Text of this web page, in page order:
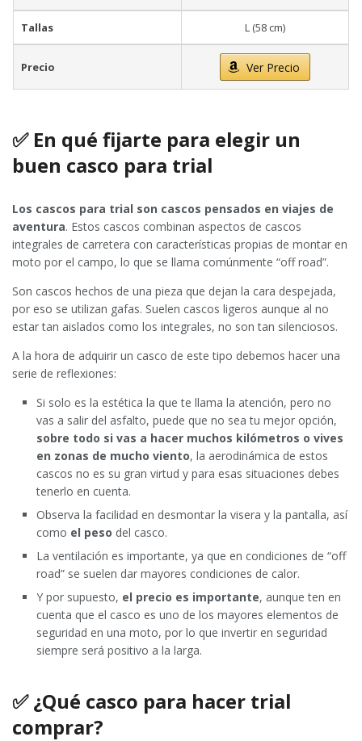
Tallas L (58 cm)
Precio Ver Precio
✅ En qué fijarte para elegir un
buen casco para trial
Los cascos para trial son cascos pensados en viajes de
aventura. Estos cascos combinan aspectos de cascos
integrales de carretera con características propias de montar en
moto por el campo, lo que se llama comúnmente “off road”.
Son cascos hechos de una pieza que dejan la cara despejada,
por eso se utilizan gafas. Suelen cascos ligeros aunque al no
estar tan aislados como los integrales, no son tan silenciosos.
A la hora de adquirir un casco de este tipo debemos hacer una
serie de reflexiones:
Si solo es la estética la que te llama la atención, pero no
vas a salir del asfalto, puede que no sea tu mejor opción,
sobre todo si vas a hacer muchos kilómetros o vives
en zonas de mucho viento, la aerodinámica de estos
cascos no es su gran virtud y para esas situaciones debes
tenerlo en cuenta.
Observa la facilidad en desmontar la visera y la pantalla, así
como el peso del casco.
La ventilación es importante, ya que en condiciones de “off
road” se suelen dar mayores condiciones de calor.
Y por supuesto, el precio es importante, aunque ten en
cuenta que el casco es uno de los mayores elementos de
seguridad en una moto, por lo que invertir en seguridad
siempre será positivo a la larga.
✅ ¿Qué casco para hacer trial
comprar?